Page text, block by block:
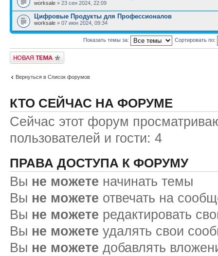
worksale » 23 сен 2024, 22:09
Цифровые Продукты для Профессионалов
worksale » 07 июн 2024, 09:34
Показать темы за: Сортировать по:
Начать новую тему
Вернуться в Список форумов
КТО СЕЙЧАС НА ФОРУМЕ
Сейчас этот форум
пользователей и гости: 4
ПРАВА ДОСТУПА К ФОРУМУ
Вы не можете начинать темы
Вы не можете отвечать на
Вы не можете редактировать
Вы не можете удалять свои
Вы не можете добавлять